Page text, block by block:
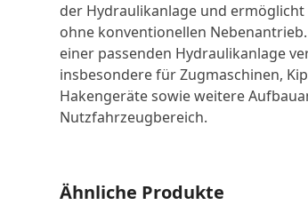
der Hydraulikanlage und
ohne konventionellen
einer passenden Hydraulikanlage
insbesondere für Zugmaschinen,
Hakengeräte sowie weitere
Nutzfahrzeugbereich.
Ähnliche Produkte